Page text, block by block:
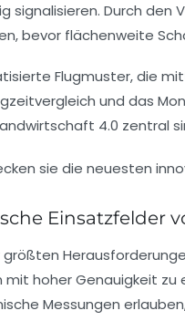
signalisieren. Durch den
bevor flächenweite
Flugmuster, die
und das
4.0 zentral
Einsatzfelder
größten
mit hoher Genauigkeit
Messungen